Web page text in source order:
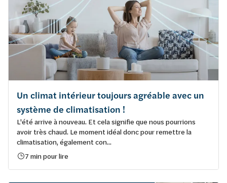
Un climat intérieur toujours agréable avec un
système de climatisation !
L'été arrive à nouveau. Et cela signifie que nous pourrions
avoir très chaud. Le moment idéal donc pour remettre la
climatisation, également con...
7 min pour lire